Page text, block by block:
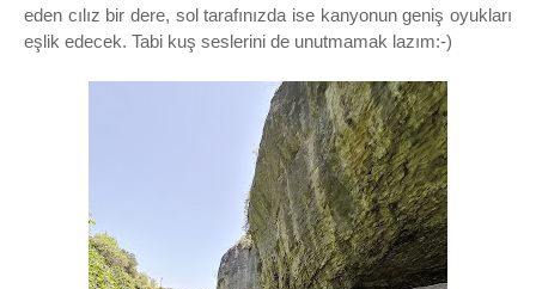
eden cılız bir dere, sol tarafınızda ise kanyonun geniş oyukları
eşlik edecek. Tabi kuş seslerini de unutmamak lazım:-)